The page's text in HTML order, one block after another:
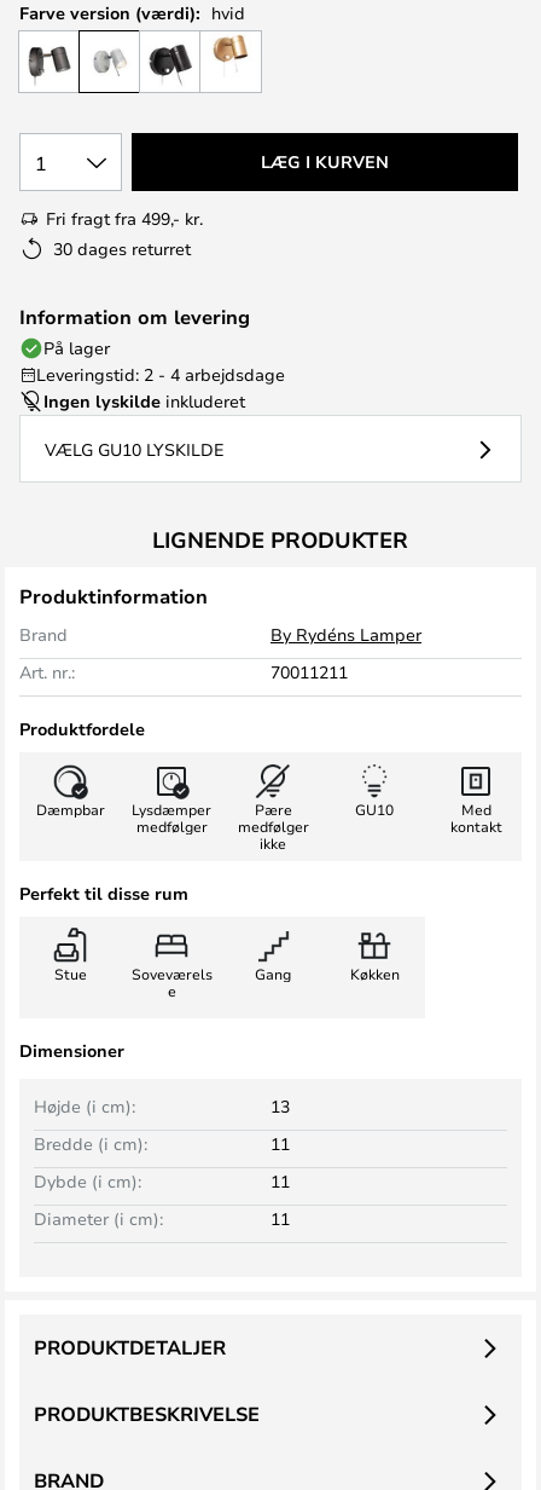
Farve version (værdi): hvid
1 LÆG I KURVEN
Fri fragt fra 499,- kr.
30 dages returret
Information om levering
På lager
Leveringstid: 2 - 4 arbejdsdage
Ingen lyskilde inkluderet
VÆLG GU10 LYSKILDE
LIGNENDE PRODUKTER
Produktinformation
Brand
By Rydéns Lamper
Art. nr.:
70011211
Produktfordele
Dæmpbar
Lysdæmper
medfølger
Pære
medfølger
ikke
GU10
Med
kontakt
Perfekt til disse rum
Stue
Soveværels
e
Gang Køkken
Dimensioner
Bredde (i cm): 11
Højde (i cm): 13
Dybde (i cm):
11
Diameter (i cm):
11
PRODUKTBESKRIVELSE
PRODUKTDETALJER
BRAND